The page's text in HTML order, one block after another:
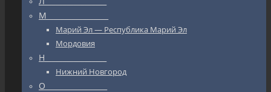
М_________________
Марий Эл — Республика Марий Эл
Мордовия
Н_________________
Нижний Новгород
О_________________